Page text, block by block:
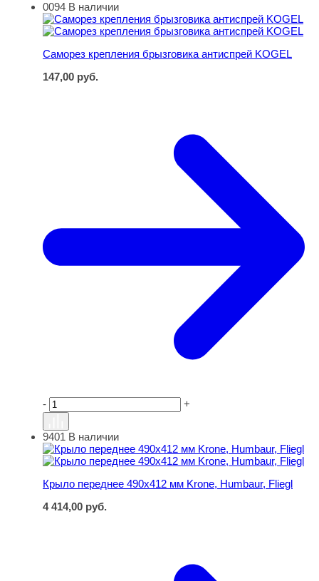
Саморез крепления брызговика антиспрей KOGEL
0094 В наличии
Саморез крепления брызговика антиспрей KOGEL
147,00 руб.
- +
Крыло переднее 490х412 мм Krone, Humbaur, Fliegl
9401 В наличии
Крыло переднее 490х412 мм Krone, Humbaur, Fliegl
4 414,00 руб.